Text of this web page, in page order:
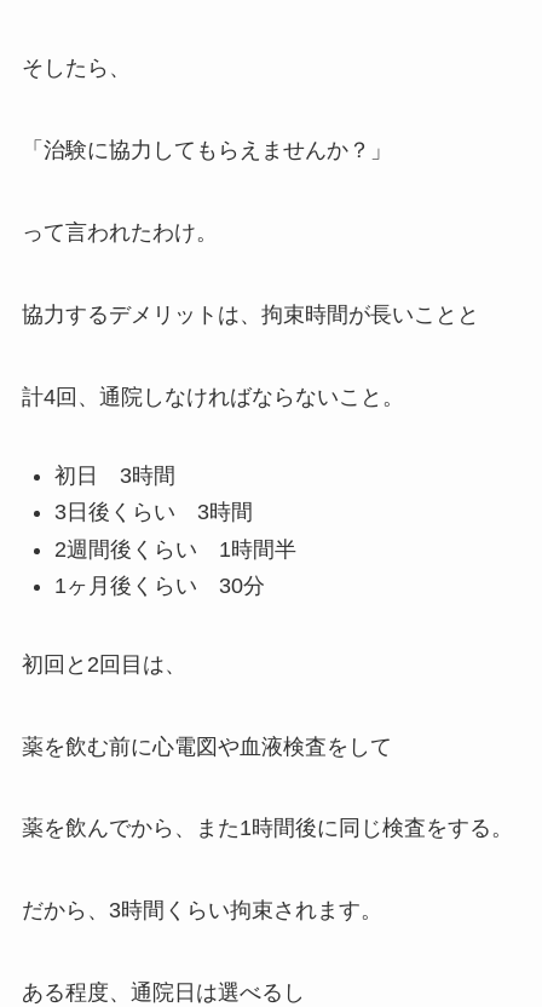
そしたら、
「治験に協力してもらえませんか？」
って言われたわけ。
協力するデメリットは、拘束時間が長いことと
計4回、通院しなければならないこと。
初日 3時間
3日後くらい 3時間
2週間後くらい 1時間半
1ヶ月後くらい 30分
初回と2回目は、
薬を飲む前に心電図や血液検査をして
薬を飲んでから、また1時間後に同じ検査をする。
だから、3時間くらい拘束されます。
ある程度、通院日は選べるし